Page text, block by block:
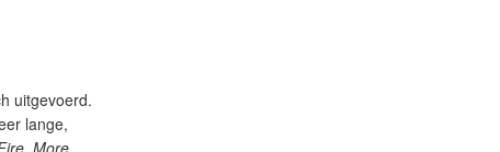
uitgevoerd.
lange,